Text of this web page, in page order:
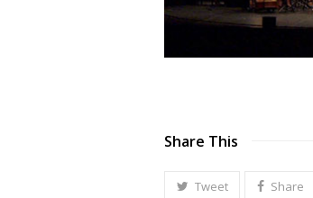
Share This
Tweet Share